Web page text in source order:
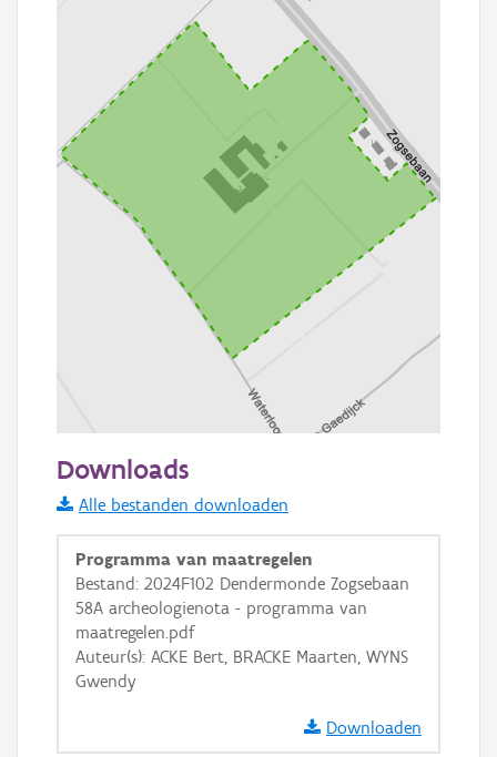
Informatie Vlaanderen
i
+ −
Downloads
Alle bestanden downloaden
Programma van maatregelen
Bestand: 2024F102 Dendermonde Zogsebaan
58A archeologienota - programma van
maatregelen.pdf
Auteur(s): ACKE Bert, BRACKE Maarten, WYNS
Gwendy
Downloaden